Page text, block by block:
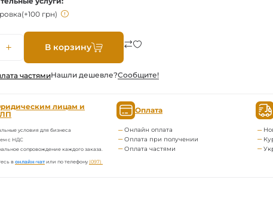
(+100 грн)
В корзину
частямиНашли дешевле?Сообщите!
лицам и
условия для бизнеса
с НДС
сопровождение каждого заказа.
вонлайн-чатили по телефону(097)
Оплата
Онлайн оплата
Оплата при получении
Оплата частями